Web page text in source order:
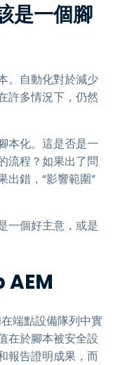
是一個腳
。自動化對於減少
許多情況下，仍然
本化。這是否是一
流程？如果出了問
出錯，“影響範圍”
一個好主意，或是
AEM
端點設備隊列中實
在於腳本被安全設
報告證明成果，而